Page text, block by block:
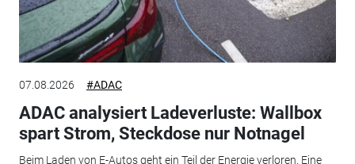
07.08.2026 #ADAC
ADAC analysiert Ladeverluste: Wallbox
spart Strom, Steckdose nur Notnagel
Beim Laden von E-Autos geht ein Teil der Energie verloren. Eine